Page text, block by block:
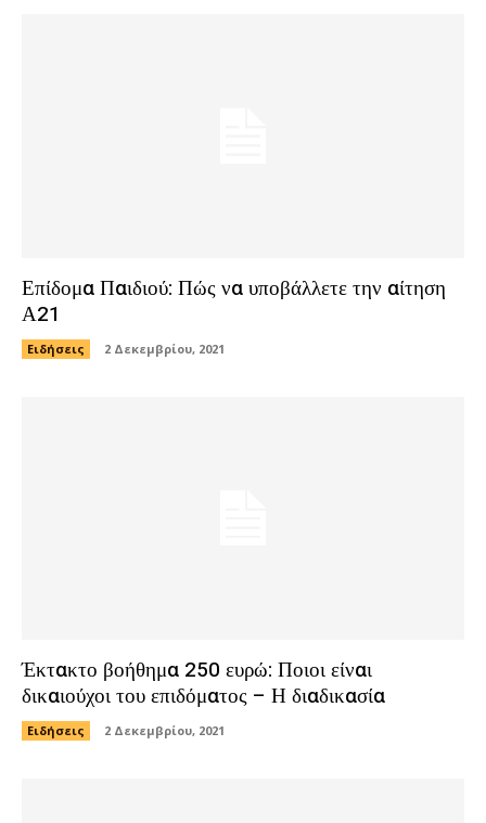
Επίδομα Παιδιού: Πώς να υποβάλλετε την αίτηση
Α21
Ειδήσεις 2 Δεκεμβρίου, 2021
Έκτακτο βοήθημα 250 ευρώ: Ποιοι είναι
δικαιούχοι του επιδόματος – Η διαδικασία
Ειδήσεις 2 Δεκεμβρίου, 2021